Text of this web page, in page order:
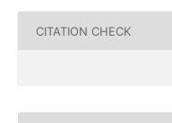
CITATION CHECK